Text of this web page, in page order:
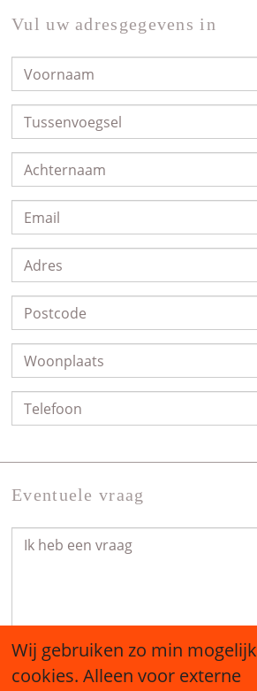
Vul uw adresgegevens in
Eventuele vraag
Wij gebruiken zo min mogelijk
cookies. Alleen voor externe